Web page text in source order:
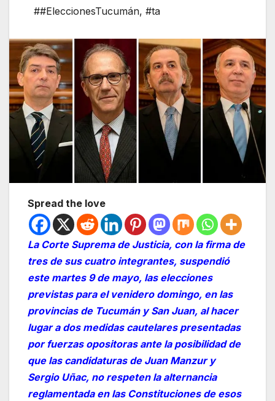
##EleccionesTucumán, #ta
Spread the love
La Corte Suprema de Justicia, con la firma de
tres de sus cuatro integrantes, suspendió
este martes 9 de mayo, las elecciones
previstas para el venidero domingo, en las
provincias de Tucumán y San Juan, al hacer
lugar a dos medidas cautelares presentadas
por fuerzas opositoras ante la posibilidad de
que las candidaturas de Juan Manzur y
Sergio Uñac, no respeten la alternancia
reglamentada en las Constituciones de esos